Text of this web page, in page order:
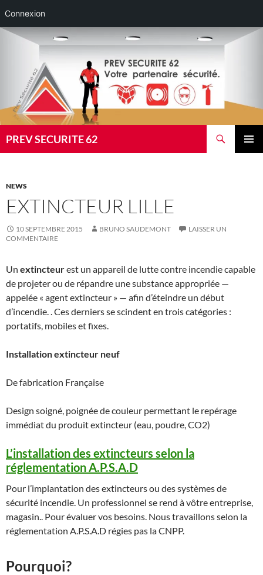
Connexion
Aller
PREV SECURITE 62
NEWS
EXTINCTEUR LILLE
10 SEPTEMBRE 2015 BRUNO SAUDEMONT
LAISSER UN
COMMENTAIRE
Un extincteurest un appareil de lutte contre incendie capable
de projeter ou de répandre une substance appropriée —
appelée « agent extincteur » — afin d’éteindre un début
d’incendie. . Ces derniers se scindent en trois catégories :
portatifs, mobiles et fixes.
Installation extincteur neuf
De fabrication Française
Design soigné, poignée de couleur permettant le repérage
immédiat du produit extincteur (eau, poudre, CO2)
L’installation des extincteurs selon la
réglementation A.P.S.A.D
Pour l’implantation des extincteurs ou des systèmes de
sécurité incendie. Un professionnel se rend à vôtre entreprise,
magasin.. Pour évaluer vos besoins. Nous travaillons selon la
réglementation A.P.S.A.D régies pas la CNPP.
Pourquoi?